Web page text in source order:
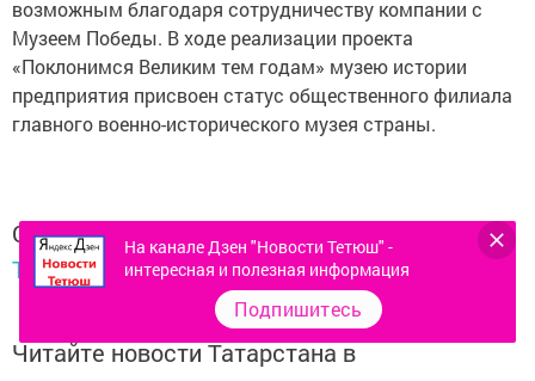
возможным благодаря сотрудничеству компании с
Музеем Победы. В ходе реализации проекта
«Поклонимся Великим тем годам» музею истории
предприятия присвоен статус общественного филиала
главного военно-исторического музея страны.
Следите за самым важным и интересным в
Telegram-каналеТатмедиа
Читайте новости Татарстана в
На канале Дзен "Новости Тетюш" -
интересная и полезная информация
Подпишитесь